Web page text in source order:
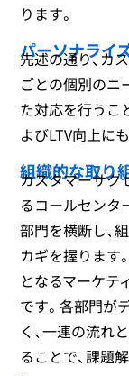
ります。
パーソナライ
先述の通り、カ
ごとの個別のニ
た対応を行うこ
よびLTV向上に
組織的な取り
カスタマーサク
るコールセンタ
部門を横断し、
カギを握ります
となるマーケテ
です。各部門が
く、一連の流れ
ることで、課題